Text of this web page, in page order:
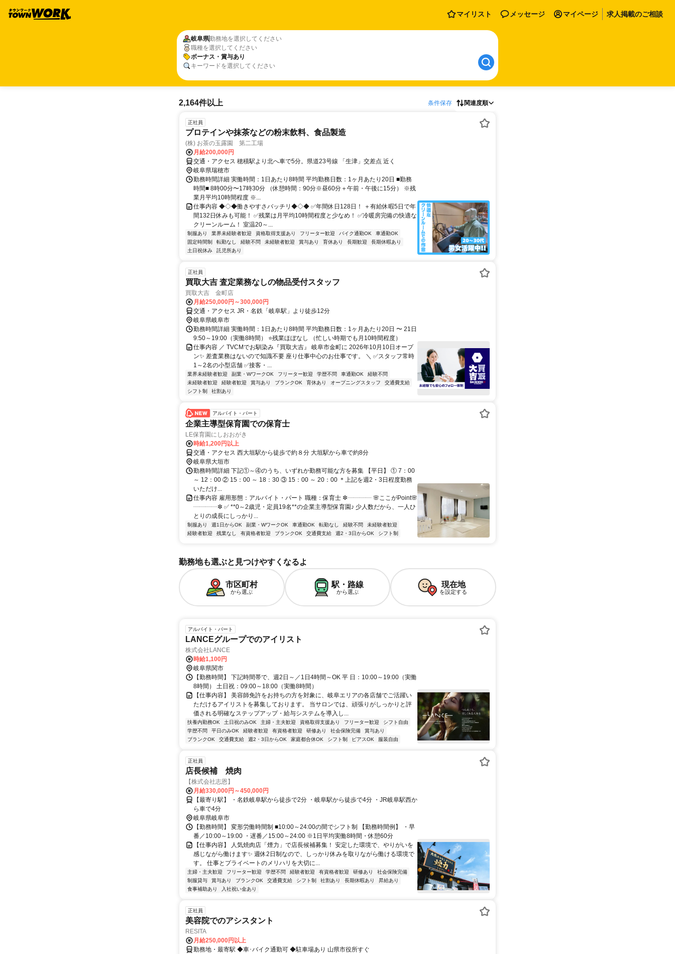
マイリスト メッセージ マイページ 求人掲載のご相談
岐阜県勤務地を選択してください
職種を選択してください
ボーナス・賞与あり
キーワードを選択してください
2,164件以上 条件保存 関連度順
正社員
プロテインや抹茶などの粉末飲料、食品製造
(株) お茶の玉露園 第二工場
月給200,000円
交通・アクセス 穂積駅より北へ車で5分。県道23号線 「生津」交差点 近く
岐阜県瑞穂市
勤務時間詳細 実働時間：1日あたり8時間 平均勤務日数：1ヶ月あたり20日 ■勤務
時間■ 8時00分〜17時30分 （休憩時間：90分※昼60分＋午前・午後に15分） ※残
業月平均10時間程度 ※...
仕事内容 ◆◇◆働きやすさバッチリ◆◇◆ ✅年間休日128日！ ＋有給休暇5日で年
間132日休みも可能！ ✅残業は月平均10時間程度と少なめ！ ✅冷暖房完備の快適な
クリーンルーム！ 室温20～...
制服あり 業界未経験者歓迎 資格取得支援あり フリーター歓迎 バイク通勤OK
車通勤OK
固定時間制
転勤なし 経験不問 未経験者歓迎 賞与あり 育休あり 長期歓迎
長期休暇あり
土日祝休み
託児所あり
正社員
買取大吉 査定業務なしの物品受付スタッフ
買取大吉 金町店
月給250,000円～300,000円
交通・アクセス JR・名鉄「岐阜駅」より徒歩12分
岐阜県岐阜市
勤務時間詳細 実働時間：1日あたり8時間 平均勤務日数：1ヶ月あたり20日 〜 21日
9:50～19:00（実働8時間） ⭐残業ほぼなし （忙しい時期でも月10時間程度）
仕事内容 ／ TVCMでお馴染み『買取大吉』 岐阜市金町に 2026年10月10日オープ
ン✨ 差査業務はないので知識不要 座り仕事中心のお仕事です。 ＼ ✅スタッフ常時
1～2名の小型店舗 ✅接客・...
業界未経験者歓迎 副業・WワークOK フリーター歓迎 学歴不問 車通勤OK
経験不問
未経験者歓迎
経験者歓迎 賞与あり ブランクOK 育休あり オープニングスタッフ
交通費支給
シフト制
社割あり
アルバイト・パート
企業主導型保育園での保育士
LE保育園にしおおがき
時給1,200円以上
交通・アクセス 西大垣駅から徒歩で約８分 大垣駅から車で約8分
岐阜県大垣市
勤務時間詳細 下記①～④のうち、いずれか勤務可能な方を募集 【平日】 ① 7：00
～ 12：00 ② 15：00 ～ 18：30 ③ 15：00 ～ 20：00 ＊上記を週2・3日程度勤務
いただけ...
仕事内容 雇用形態：アルバイト・パート 職種：保育士 ✼┈┈┈┈ 🌸ここがPoint🌸
┈┈┈┈✼ ✅ **0～2歳児・定員19名**の企業主導型保育園♪ 少人数だから、一人ひ
とりの成長にしっかり...
制服あり 週1日からOK 副業・WワークOK 車通勤OK 転勤なし 経験不問
未経験者歓迎
経験者歓迎
残業なし 有資格者歓迎 ブランクOK 交通費支給 週2・3日からOK シフト制
勤務地も選ぶと見つけやすくなるよ
市区町村
から選ぶ
駅・路線
から選ぶ
現在地
を設定する
アルバイト・パート
LANCEグループでのアイリスト
株式会社LANCE
時給1,100円
岐阜県関市
【勤務時間】 下記時間帯で、週2日～／1日4時間～OK 平 日：10:00～19:00（実働
8時間） 土日祝：09:00～18:00（実働8時間）
【仕事内容】 美容師免許をお持ちの方を対象に、岐阜エリアの各店舗でご活躍い
ただけるアイリストを募集しております。 当サロンでは、頑張りがしっかりと評
価される明確なステップアップ・給与システムを導入し...
扶養内勤務OK 土日祝のみOK 主婦・主夫歓迎 資格取得支援あり フリーター歓迎
シフト自由
学歴不問
平日のみOK 経験者歓迎 有資格者歓迎 研修あり 社会保険完備
賞与あり
ブランクOK
交通費支給 週2・3日からOK 家庭都合休OK シフト制 ピアスOK 服装自由
正社員
店長候補 焼肉
【株式会社志恩】
月給330,000円～450,000円
【最寄り駅】 ・名鉄岐阜駅から徒歩で2分 ・岐阜駅から徒歩で4分 ・JR岐阜駅西か
ら車で4分
岐阜県岐阜市
【勤務時間】 変形労働時間制 ■10:00～24:00の間でシフト制 【勤務時間例】 ・早
番／10:00～19:00 ・遅番／15:00～24:00 ※1日平均実働8時間・休憩60分
【仕事内容】 人気焼肉店「煙力」で店長候補募集！ 安定した環境で、やりがいを
感じながら働けます✨ 週休2日制なので、しっかり休みを取りながら働ける環境で
す。 仕事とプライベートのメリハリを大切に...
主婦・主夫歓迎 フリーター歓迎 学歴不問 経験者歓迎 有資格者歓迎 研修あり
社会保険完備
制服貸与
賞与あり ブランクOK 交通費支給 シフト制 社割あり 長期休暇あり
昇給あり
食事補助あり
入社祝い金あり
正社員
美容院でのアシスタント
RESITA
月給250,000円以上
勤務地・最寄駅 ◆車･バイク通勤可 ◆駐車場あり 山県市役所すぐ